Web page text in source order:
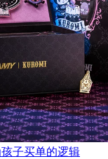
子买单的逻辑